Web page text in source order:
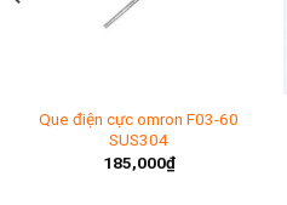
Que điện cực omron F03-60
SUS304
185,000₫